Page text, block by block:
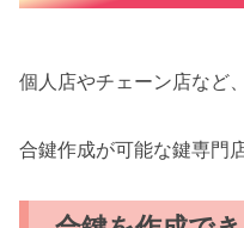
個人店やチェーン店など
合鍵作成が可能な鍵専門